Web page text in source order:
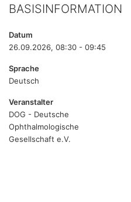
BASISINFORMATION
Datum
26.09.2026, 08:30 - 09:45
Sprache
Deutsch
Veranstalter
DOG - Deutsche
Ophthalmologische
Gesellschaft e.V.